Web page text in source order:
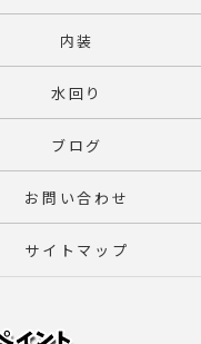
内装
水回り
ブログ
お問い合わせ
サイトマップ